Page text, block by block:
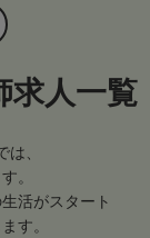
求人一覧
、
。
活がスタート
す。